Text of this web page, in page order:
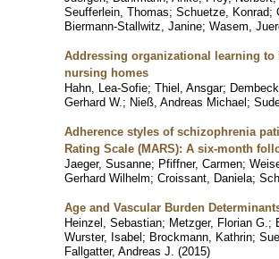
Seufferlein, Thomas; Schuetze, Konrad;
Biermann-Stallwitz, Janine; Wasem,
Addressing organizational learning
nursing homes
Hahn, Lea-Sofie; Thiel, Ansgar;
Gerhard W. ; Nieß, Andreas Michael;
Adherence styles of schizophrenia
Rating Scale (MARS): A six-month
Jaeger, Susanne; Pfiffner, Carmen;
Gerhard Wilhelm; Croissant, Daniela;
Age and Vascular Burden
Heinzel, Sebastian; Metzger, Florian G. ;
Wurster, Isabel; Brockmann, Kathrin;
Fallgatter, Andreas J. (2015)